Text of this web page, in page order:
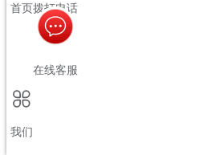
实物单品 虚拟商品 组
多应用商户 多模式商户
首页拨打电话
在线客服
我们